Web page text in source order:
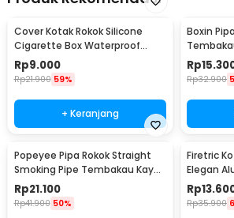
Cover Kotak Rokok Silicone
Cigarette Box Waterproof
Keep Calm - JD-SH100
Rp9.000
Rp21.900 59%
+ Keranjang
Boxin
Tobacco
Rp
Rp32.900
Popeyee Pipa Rokok Straight
Smoking Pipe Tembakau Kayu
Mahoni - WD-051
Rp21.100
Rp41.900 50%
Firetric
Elegan
Case -
Rp
Rp35.900